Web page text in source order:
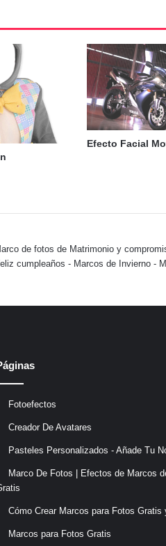
Efecto Facial
de fotos de Matrimonio y
cumpleaños - Marcos de Invierno-
Fotoefectos
Creador De Avatares
Pasteles Personalizados - Añade Tu
Marco De Fotos | Efectos de Marcos
Cómo Crear Marcos para Fotos
Marcos para Fotos Gratis